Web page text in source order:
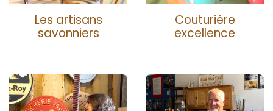
Les artisans
savonniers
Couturière
excellence